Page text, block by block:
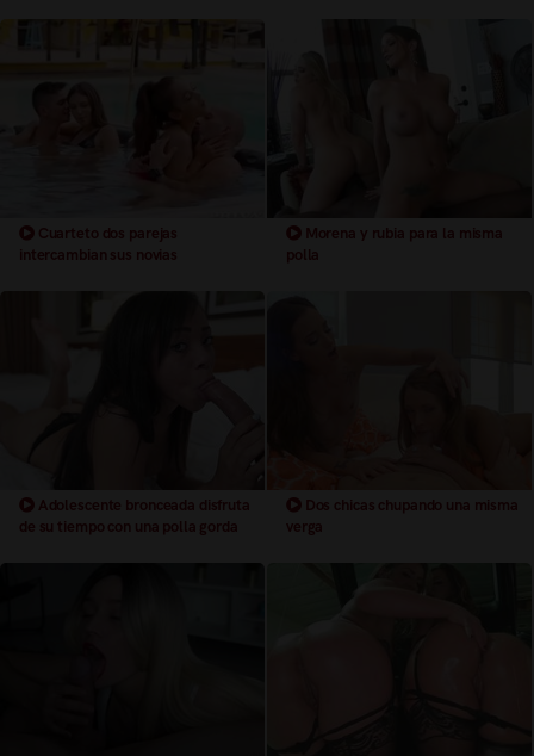
Cuarteto dos parejas
intercambian sus novias
Morena y rubia para la misma
polla
Adolescente bronceada disfruta
de su tiempo con una polla gorda
Dos chicas chupando una misma
verga